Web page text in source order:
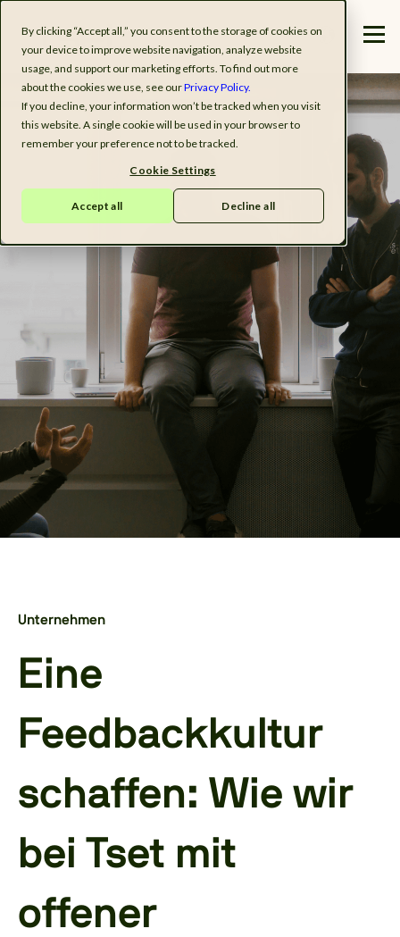
By clicking “Accept all,” you consent to the storage of cookies on
your device to improve website navigation, analyze website
usage, and support our marketing efforts. To find out more
about the cookies we use, see ourPrivacy Policy.
If you decline, your information won’t be tracked when you visit
this website. A single cookie will be used in your browser to
remember your preference not to be tracked.
Cookie Settings
Accept all Decline all
Unternehmen
Eine
Feedbackkultur
schaffen: Wie wir
bei Tset mit
offener